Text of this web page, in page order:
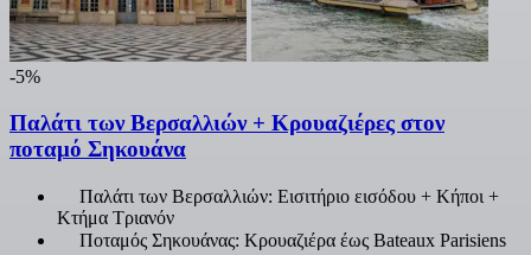
-5%
Παλάτι των Βερσαλλιών + Κρουαζιέρες στον
ποταμό Σηκουάνα
Παλάτι των Βερσαλλιών: Εισιτήριο εισόδου + Κήποι +
Κτήμα Τριανόν
Ποταμός Σηκουάνας: Κρουαζιέρα έως Bateaux Parisiens